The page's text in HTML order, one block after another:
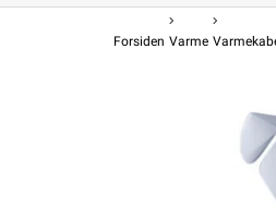
Forsiden Varme